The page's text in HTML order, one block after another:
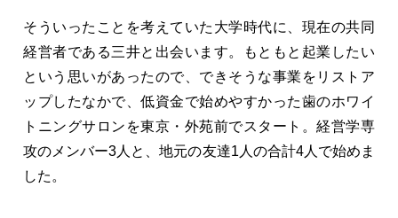
そういったことを考えていた大学時代に、現在の共同
経営者である三井と出会います。もともと起業したい
という思いがあったので、できそうな事業をリストア
ップしたなかで、低資金で始めやすかった歯のホワイ
トニングサロンを東京・外苑前でスタート。経営学専
攻のメンバー3人と、地元の友達1人の合計4人で始めま
した。